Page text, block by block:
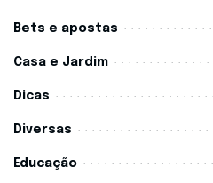
Bets e apostas
Casa e Jardim
Dicas
Diversas
Educação